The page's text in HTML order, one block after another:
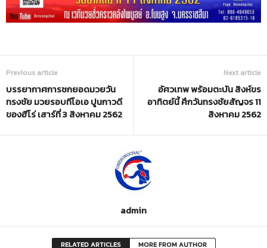
Previous article
บรรยากาศการชกยอดมวยวัน
ทรงชัย มวยรอบทีโอเอ ปูนกาวดี
ของฮีโร่ เสาร์ที่ 3 สิงหาคม 2562
Next article
อัศวเทพ พร้อมตะบัน สิงห์ขร
อาทิตย์นี้ ศึกวันทรงชัยสัญจร 11
สิงหาคม 2562
admin
RELATED ARTICLES MORE FROM AUTHOR